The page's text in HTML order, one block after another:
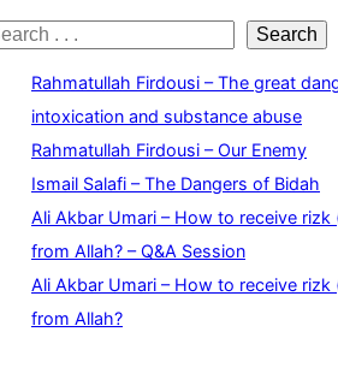
Search
Rahmatullah Firdousi – The great
intoxication and substance abuse
Rahmatullah Firdousi – Our Enemy
Ismail Salafi – The Dangers of Bidah
Ali Akbar Umari – How to receive rizk
from Allah? – Q&A Session
Ali Akbar Umari – How to receive rizk
from Allah?